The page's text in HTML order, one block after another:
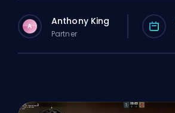
A Anthony King
Partner